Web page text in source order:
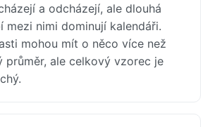
a odcházejí, ale dlouhá
mezi nimi dominují kalendáři.
mohou mít o něco více než
průměr, ale celkový vzorec je